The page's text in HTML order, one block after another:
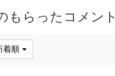
もらったコメント
着順